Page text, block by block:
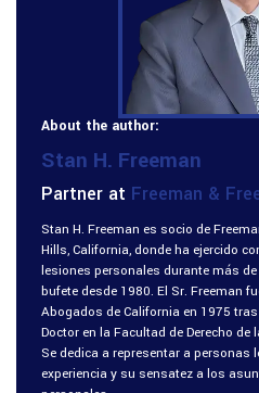
About the author:
Stan H. Freeman
Partner at Freeman &
Stan H. Freeman es socio de
Hills, California, donde ha ejercido
lesiones personales durante más
bufete desde 1980. El Sr. Freeman
Abogados de California en 1975
Doctor en la Facultad de Derecho
Se dedica a representar a
experiencia y su sensatez a los